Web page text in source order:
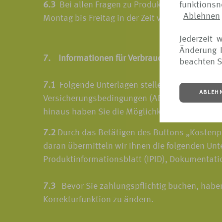
Ablehnen
Jederzeit
Änderung
beachten
6.3 Bei allen Fragen zu Produkten und
Montag bis Freitag in der Zeit von 9.00 bis
7. Informationen für Verbraucher bei
7.1 Folgende Unterlagen stellen wir Ihnen
Versicherungsbedingungen (ABV),
hinaus haben Sie die Möglichkeit, sich diese
7.2 Durch das Betätigen des Buttons
daran übermitteln wir Ihnen die folgenden
Produktinformationsblatt (IPID),
7.3 Bevor Sie zahlungspflichtig buchen,
Korrekturfunktion zu ändern.